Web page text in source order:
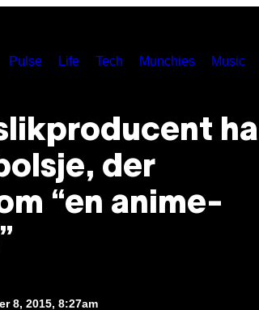
Pulse Life Tech Munchies Music
der
“en anime-
8, 2015, 8:27am